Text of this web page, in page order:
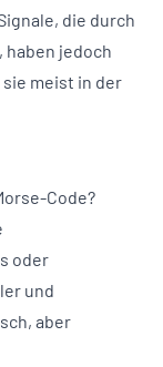
die durch
jedoch
meist in der
Code?
oder
und
aber